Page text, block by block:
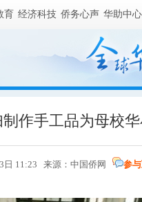
育 经济科技 侨务心声 华助中心
作手工品为母校
日 11:23 来源： 中国侨网 参